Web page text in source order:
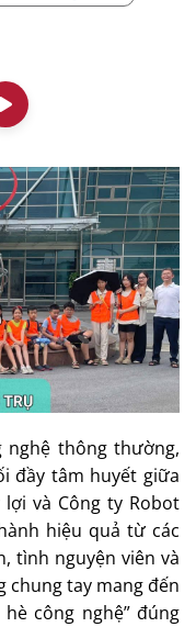
nghệ thông thường,
đầy tâm huyết giữa
và Công ty Robot
hiệu quả từ các
tình nguyện viên và
chung tay mang đến
công nghệ” đúng